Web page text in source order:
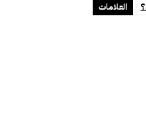
العلامات